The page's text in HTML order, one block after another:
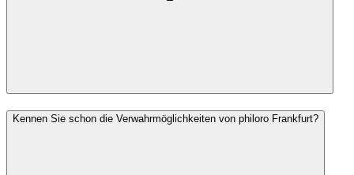
Kennen Sie schon die Verwahrmöglichkeiten von philoro Frankfurt?